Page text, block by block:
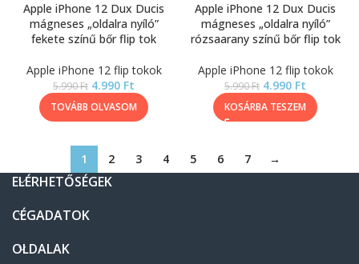
Apple iPhone 12 Dux Ducis
mágneses „oldalra nyíló”
fekete színű bőr flip tok
Apple iPhone 12 flip tokok
5.990Ft 4.990 Ft
TOVÁBB OLVASOM
Apple iPhone 12 Dux Ducis
mágneses „oldalra nyíló”
rózsaarany színű bőr flip tok
Apple iPhone 12 flip tokok
5.990Ft 4.990 Ft
KOSÁRBA TESZEM
1 2 3 4 5 6 7 →
ELÉRHETŐSÉGEK
CÉGADATOK
OLDALAK